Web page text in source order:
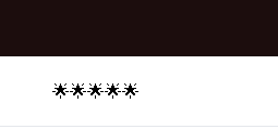
🌟🌟🌟🌟🌟